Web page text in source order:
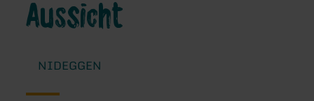
Aussicht
NIDEGGEN